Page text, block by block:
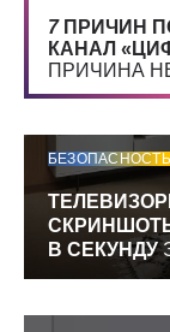
7 ПРИЧИН
КАНАЛ
ПРИЧИНА
БЕЗОПАСНОСТЬ
В СЕКУНДУ